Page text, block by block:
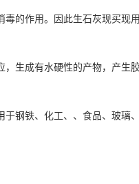
的作用。因此生石灰现买现
生成有水硬性的产物，产生
钢铁、化工、、食品、玻璃